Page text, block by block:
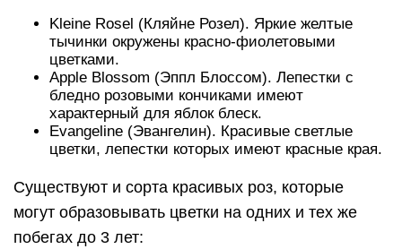
Kleine Rosel (Кляйне Розел). Яркие желтые
тычинки окружены красно-фиолетовыми
цветками.
Apple Blossom (Эппл Блоссом). Лепестки с
бледно розовыми кончиками имеют
характерный для яблок блеск.
Evangeline (Эвангелин). Красивые светлые
цветки, лепестки которых имеют красные края.
Существуют и сорта красивых роз, которые
могут образовывать цветки на одних и тех же
побегах до 3 лет: